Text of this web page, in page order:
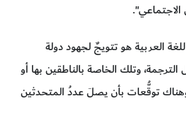
العربية هو تتويجٌ لجهود دولة
وتلك الخاصة بالناطقين بها أو
تُعدُّ من أكبر 5 لغات في العالم، وهناك توقُّعات بأن يصلَ عددُ المتحدثين